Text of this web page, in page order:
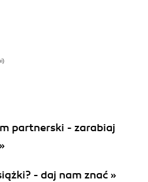
partnerski - zarabiaj
- daj nam znać »